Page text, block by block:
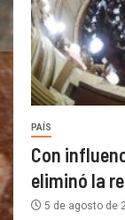
PAÍS
Con
eliminó la
5 de agosto de